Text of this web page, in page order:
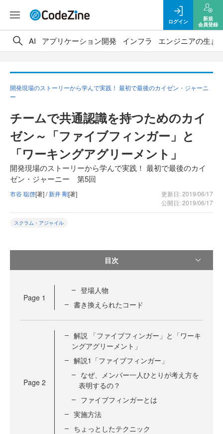
ログイン
新規
会員登録
AI アプリケーション開発 インフラ エンジニアの生き
開発現場のストーリーから学んで実践！ 最初で最後のカイゼン・ジャーニ
ー
チームで共通認識を持つためのカイ
ゼン～「ファイブフィンガー」と
「ワーキングアグリーメント」
開発現場のストーリーから学んで実践！ 最初で最後のカイ
ゼン・ジャーニー 第5回
市谷 聡啓[著] /新井 剛[著]
更新日: 2019/06/17
公開日: 2019/06/17
スクラム・アジャイル
目次
Page 1
登場人物
書き換えられたコード
Page 2
解説 「ファイブフィンガー」と「ワーキ
ングアグリーメント」
解説1「ファイブフィンガー」
なぜ、メンバー一人ひとりが考え方を
表明するの？
ファイブフィンガーとは
実施方法
ちょっとしたテクニック